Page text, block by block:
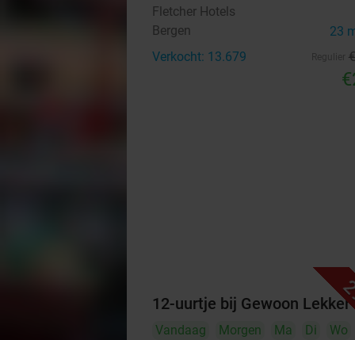
Fletcher Hotels
Bergen
23
Verkocht: 13.679
12-uurtje bij Gewoon Lekker
Vandaag Morgen Ma Di Wo